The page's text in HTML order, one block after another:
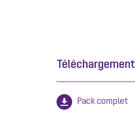
Téléchargement
Pack complet